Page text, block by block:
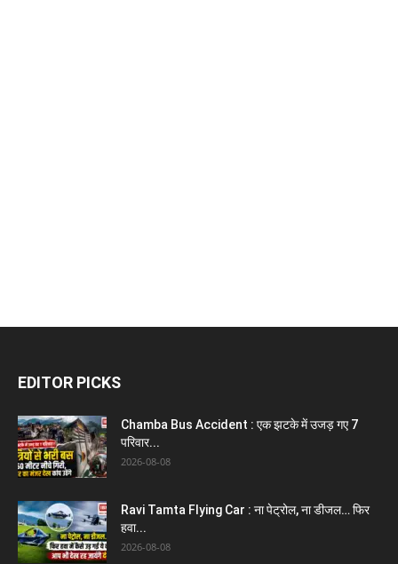
EDITOR PICKS
Chamba Bus Accident : एक झटके में उजड़ गए 7
परिवार...
2026-08-08
Ravi Tamta Flying Car : ना पेट्रोल, ना डीजल… फिर
हवा...
2026-08-08